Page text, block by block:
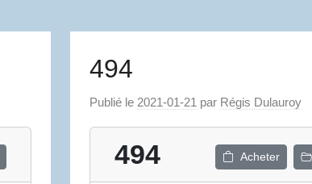
494
Publié le 2021-01-21 par Régis Dulauroy
494 Acheter